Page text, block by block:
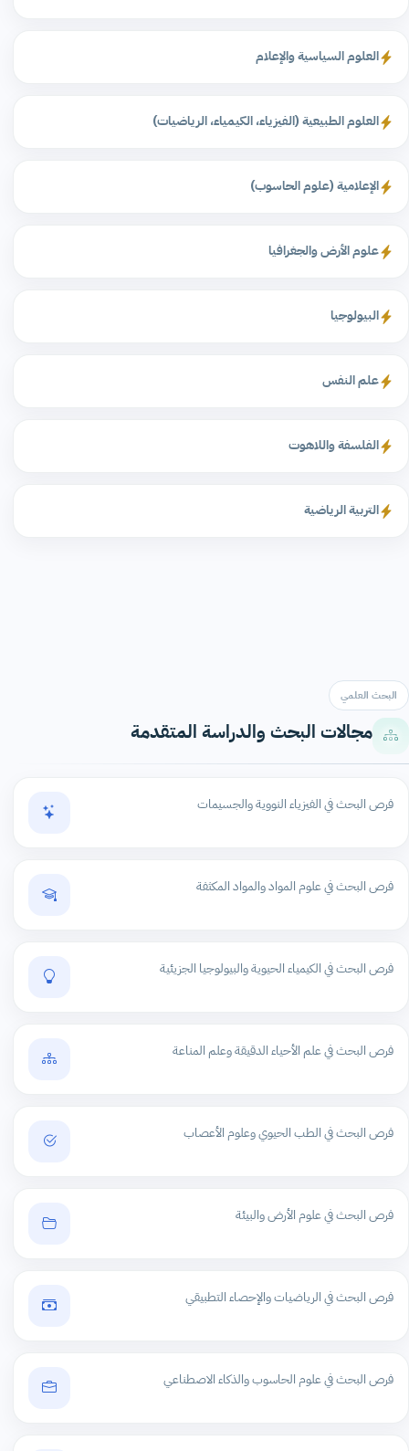
العلوم السياسية والإعلام
العلوم الطبيعية (الفيزياء، الكيمياء، الرياضيات)
الإعلامية (علوم الحاسوب)
علوم الأرض والجغرافيا
البيولوجيا
علم النفس
الفلسفة واللاهوت
التربية الرياضية
البحث العلمي
مجالات البحث والدراسة المتقدمة
فرص البحث في الفيزياء النووية والجسيمات
فرص البحث في علوم المواد والمواد المكثفة
فرص البحث في الكيمياء الحيوية والبيولوجيا الجزيئية
فرص البحث في علم الأحياء الدقيقة وعلم المناعة
فرص البحث في الطب الحيوي وعلوم الأعصاب
فرص البحث في علوم الأرض والبيئة
فرص البحث في الرياضيات والإحصاء التطبيقي
فرص البحث في علوم الحاسوب والذكاء الاصطناعي